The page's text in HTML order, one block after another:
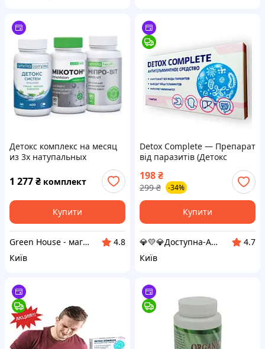
Детокс комплекс на месяц
из 3х натупальных
Мипро-вит, Детокс систем
1 277₴ комплект
Купити
Green House - магазин товарів для здоров'я та краси
4.8
Київ
Detox Complete — Препарат
від паразитів (Детокс
198₴
299 ₴ -34%
Купити
💎💛💎Доступна-Аптека 💎💛💎
4.7
Київ